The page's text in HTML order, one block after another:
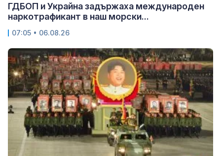
ГДБОП и Украйна задържаха международен
наркотрафикант в наш морски...
07:05 • 06.08.26